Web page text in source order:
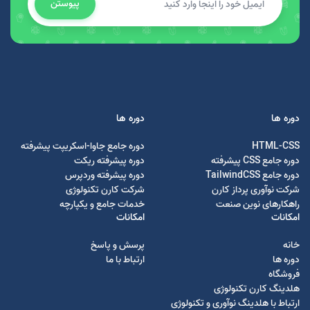
پیوستن
دوره ها
HTML-CSS
دوره جامع CSS پیشرفته
دوره جامع TailwindCSS
شرکت نوآوری پرداز کارن
راهکارهای نوین صنعت
دوره ها
دوره جامع جاوا-اسکریپت پیشرفته
دوره پیشرفته ریکت
دوره پیشرفته وردپرس
شرکت کارن تکنولوژی
خدمات جامع و یکپارچه
امکانات
خانه
دوره ها
فروشگاه
هلدینگ کارن تکنولوژی
ارتباط با هلدینگ نوآوری و تکنولوژی
امکانات
پرسش و پاسخ
ارتباط با ما